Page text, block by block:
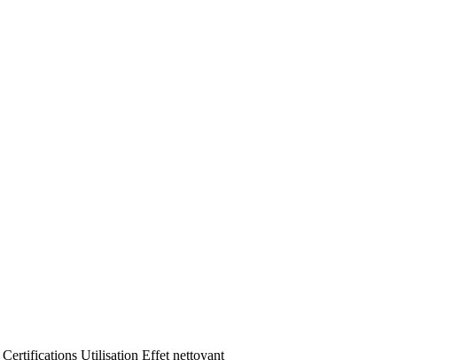
Certifications Utilisation Effet nettoyant